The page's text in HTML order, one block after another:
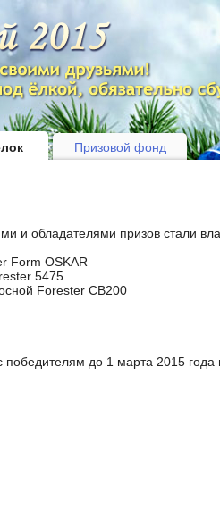
Призовой фонд
и обладателями призов стали
Form OSKAR
5475
Forester CB200
до 1 марта 2015